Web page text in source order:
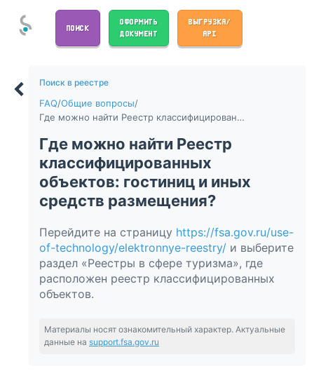
ПОИСК
ОФОРМИТЬ
ДОКУМЕНТ
ВЫГРУЗКА/
API
Поиск в реестре
FAQ/Общие вопросы/
Где можно найти Реестр классифицированных объектов: гостиниц и иных средств размещения?
Где можно найти Реестр
классифицированных
объектов: гостиниц и иных
средств размещения?
Перейдите на страницу https://fsa.gov.ru/use-
of-technology/elektronnye-reestry/и выберите
раздел «Реестры в сфере туризма», где
расположен реестр классифицированных
объектов.
Материалы носят ознакомительный характер. Актуальные
данные на support.fsa.gov.ru